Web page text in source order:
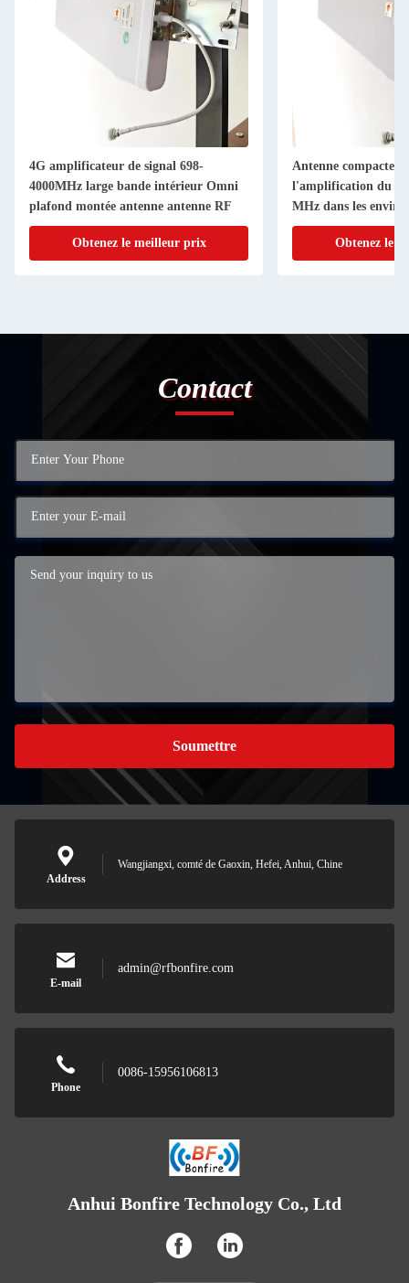
4G amplificateur de signal 698-
4000MHz large bande intérieur Omni
plafond montée antenne antenne RF
Obtenez le meilleur prix
Antenne compacte
l'amplification du
MHz dans les
intérieurs
Obtenez le
Contact
Soumettre
Address
Wangjiangxi, comté de Gaoxin, Hefei, Anhui, Chine
E-mail
admin@rfbonfire.com
Phone
0086-15956106813
Anhui Bonfire Technology Co., Ltd